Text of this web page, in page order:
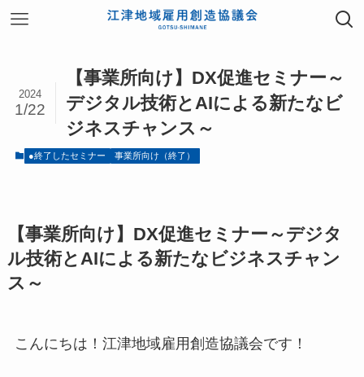
【事業所向け】DX促進セミナー～
デジタル技術とAIによる新たなビ
ジネスチャンス～
2024
1/22
●終了したセミナー 事業所向け（終了）
【事業所向け】DX促進セミナー～デジタ
ル技術とAIによる新たなビジネスチャン
ス～
こんにちは！江津地域雇用創造協議会です！